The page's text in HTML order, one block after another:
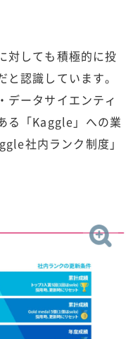
対しても積極的に投
認識しています。
データサイエンティ
る「Kaggle」への業
社内ランク制度」